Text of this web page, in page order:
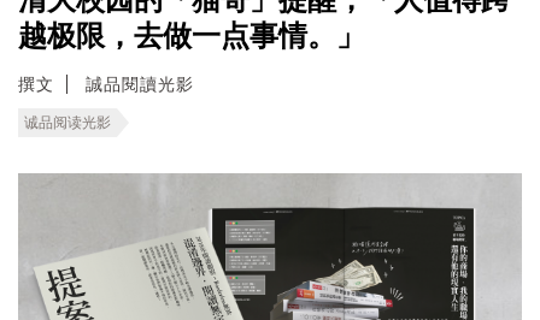
越极限，去做一点事情。」
撰文 誠品閱讀光影
诚品阅读光影